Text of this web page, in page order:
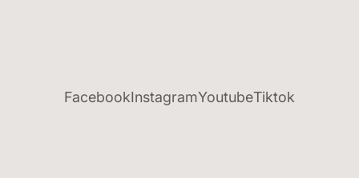
FacebookInstagramYoutubeTiktok